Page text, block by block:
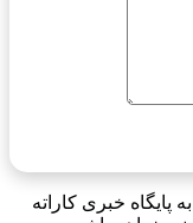
خبری کاراته